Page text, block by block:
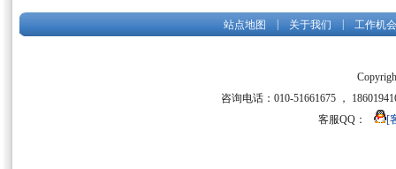
站点地图 关于我们 工作机会
咨询电话：010-51661675 ，
客服QQ：
[